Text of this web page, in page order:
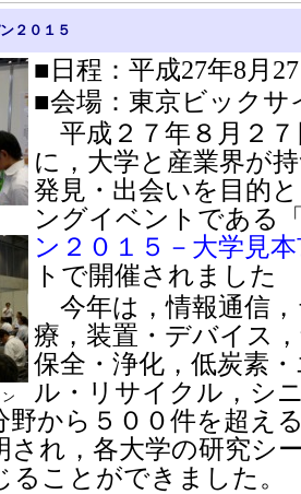
２０１５
■日程：平成27年8月
■会場：東京ビックサ
平成２７年８月２７
に，大学と産業界が
発見・出会いを目的
ングイベントである
ン２０１５－大学見
トで開催されました
今年は，情報通信
療，装置・デバイス
保全・浄化，低炭素
ル・リサイクル，シ
野から５００件を超え
され，各大学の研究シ
ることができました。